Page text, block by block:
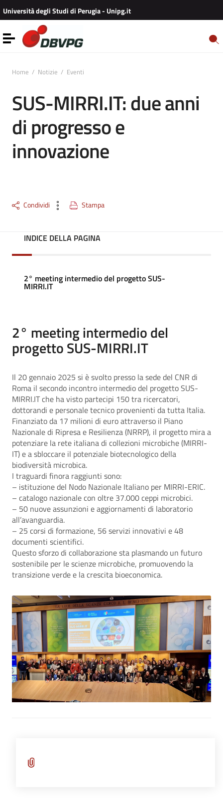
Vai ai contenuti
Vai al menu di navigazione
Vai al footer
Università degli Studi di Perugia - Unipg.it
Toggle navigation
Home / Notizie / Eventi
SUS-MIRRI.IT: due anni
di progresso e
innovazione
Condividi Stampa
INDICE DELLA PAGINA
2° meeting intermedio del progetto SUS-
MIRRI.IT
2° meeting intermedio del
progetto SUS-MIRRI.IT
Il 20 gennaio 2025 si è svolto presso la sede del CNR di
Roma il secondo incontro intermedio del progetto SUS-
MIRRI.IT che ha visto partecipi 150 tra ricercatori,
dottorandi e personale tecnico provenienti da tutta Italia.
Finanziato da 17 milioni di euro attraverso il Piano
Nazionale di Ripresa e Resilienza (NRRP), il progetto mira a
potenziare la rete italiana di collezioni microbiche (MIRRI-
IT) e a sbloccare il potenziale biotecnologico della
biodiversità microbica.
I traguardi finora raggiunti sono:
– istituzione del Nodo Nazionale Italiano per MIRRI-ERIC.
– catalogo nazionale con oltre 37.000 ceppi microbici.
– 50 nuove assunzioni e aggiornamenti di laboratorio
all’avanguardia.
– 25 corsi di formazione, 56 servizi innovativi e 48
documenti scientifici.
Questo sforzo di collaborazione sta plasmando un futuro
sostenibile per le scienze microbiche, promuovendo la
transizione verde e la crescita bioeconomica.